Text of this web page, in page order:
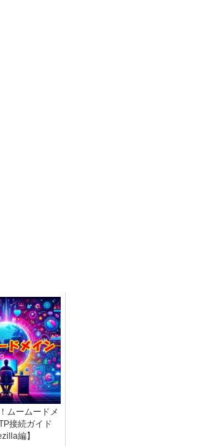
ムームードメ
接続ガイド
編】